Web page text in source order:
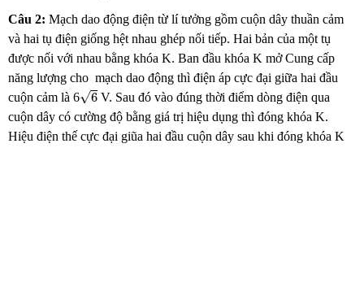
Câu 2: Mạch dao động điện từ lí tưởng gồm cuộn dây thuần cảm
và hai tụ điện giống hệt nhau ghép nối tiếp. Hai bản của một tụ
được nối với nhau bằng khóa K. Ban đầu khóa K mở Cung cấp
năng lượng cho mạch dao động thì điện áp cực đại giữa hai đầu
cuộn cảm là 6√6 V. Sau đó vào đúng thời điểm dòng điện qua
cuộn dây có cường độ bằng giá trị hiệu dụng thì đóng khóa K.
Hiệu điện thế cực đại giũa hai đầu cuộn dây sau khi đóng khóa K